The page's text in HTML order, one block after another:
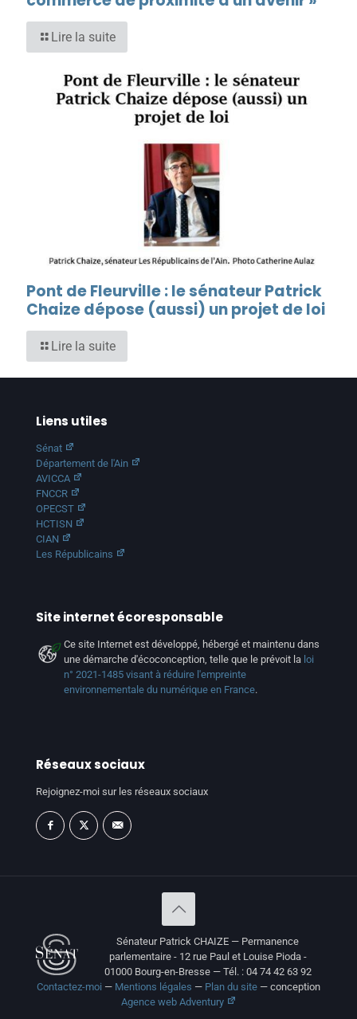
Lire la suite
Pont de Fleurville : le sénateur Patrick
Chaize dépose (aussi) un projet de loi
Lire la suite
Liens utiles
Sénat
Département de l'Ain
AVICCA
FNCCR
OPECST
HCTISN
CIAN
Les Républicains
Site internet écoresponsable
Ce site Internet est développé, hébergé et maintenu dans
une démarche d'écoconception, telle que le prévoit la loi
n° 2021-1485 visant à réduire l'empreinte
environnementale du numérique en France.
Réseaux sociaux
Rejoignez-moi sur les réseaux sociaux
Sénateur Patrick CHAIZE — Permanence
parlementaire - 12 rue Paul et Louise Pioda -
01000 Bourg-en-Bresse — Tél. : 04 74 42 63 92
Contactez-moi — Mentions légales — Plan du site — conception
Agence web Adventury